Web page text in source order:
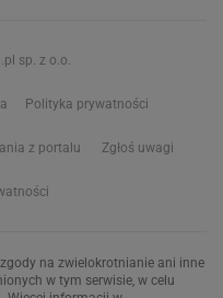
sp. z o.o.
Polityka prywatności
z portalu Zgłoś uwagi
na zwielokrotnianie ani inne
w tym serwisie, w celu